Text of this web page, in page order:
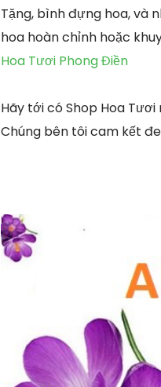
Tặng, bình đựng hoa, và
hoa hoàn chỉnh hoặc
Hoa Tươi Phong Điền
Hãy tới có Shop Hoa
Chúng bên tôi cam kết